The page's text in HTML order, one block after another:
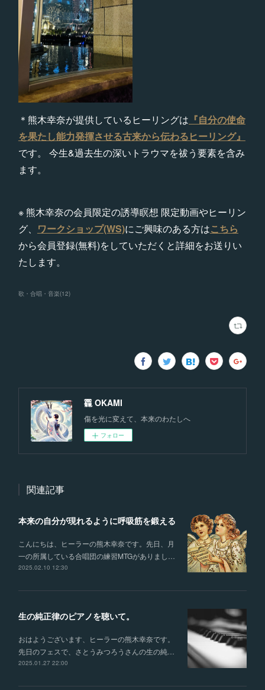
＊熊木幸奈が提供しているヒーリングは 『自分の使命
を果たし能力発揮させる古来から伝わるヒーリング』
です。 今生&過去生の深いトラウマを祓う要素を含み
ます。
※ 熊木幸奈の会員限定の誘導瞑想 限定動画やヒーリン
グ、 ワークショップ(WS)にご興味のある方はこちら
から会員登録(無料)をしていただくと詳細をお送りい
たします。
歌・合唱・音楽(12)
龗 OKAMI
傷を光に変えて、本来のわたしへ
フォロー
関連記事
本来の自分が現れるように呼吸筋を鍛える
こんにちは、ヒーラーの熊木幸奈です。先日、月
一の所属している合唱団の練習MTGがありまし…
2025.02.10 12:30
生の純正律のピアノを聴いて。
おはようございます、ヒーラーの熊木幸奈です。
先日のフェスで、さとうみつろうさんの生の純…
2025.01.27 22:00